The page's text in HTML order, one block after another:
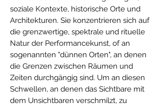
soziale Kontexte, historische Orte und
Architekturen. Sie konzentrieren sich auf
die grenzwertige, spektrale und rituelle
Natur der Performancekunst, of an
sogenannten "dünnen Orten", an denen
die Grenzen zwischen Räumen und
Zeiten durchgängig sind. Um an diesen
Schwellen, an denen das Sichtbare mit
dem Unsichtbaren verschmilzt, zu